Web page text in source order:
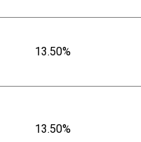
13.50%
13.50%